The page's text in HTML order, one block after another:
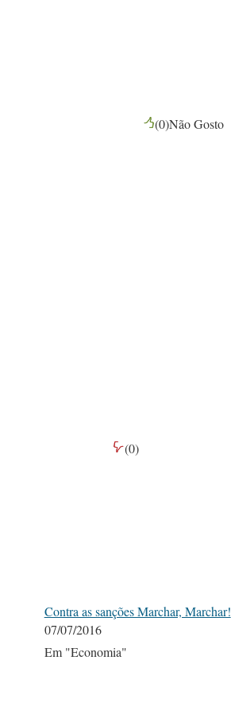
(0)Não Gosto
(0)
Contra as sanções Marchar, Marchar!
07/07/2016
Em "Economia"